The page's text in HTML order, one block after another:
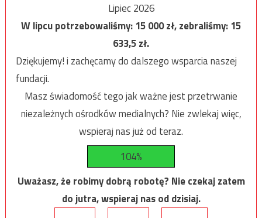
Lipiec 2026
W lipcu potrzebowaliśmy:15 000zł, zebraliśmy:15
633,5zł.
Dziękujemy! i zachęcamy do dalszego wsparcia naszej
fundacji.
Masz świadomość tego jak ważne jest przetrwanie
niezależnych ośrodków medialnych? Nie zwlekaj więc,
wspieraj nas już od teraz.
104%
Uważasz, że robimy dobrą robotę? Nie czekaj zatem
do jutra, wspieraj nas od dzisiaj.